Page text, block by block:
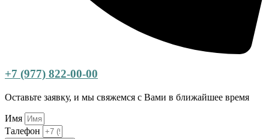
+7 (977) 822-00-00
Оставьте заявку, и мы свяжемся с Вами в ближайшее время
Имя
Талефон